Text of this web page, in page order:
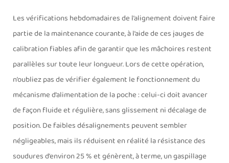
Les vérifications hebdomadaires de l’alignement doivent faire
partie de la maintenance courante, à l’aide de ces jauges de
calibration fiables afin de garantir que les mâchoires restent
parallèles sur toute leur longueur. Lors de cette opération,
n’oubliez pas de vérifier également le fonctionnement du
mécanisme d’alimentation de la poche : celui-ci doit avancer
de façon fluide et régulière, sans glissement ni décalage de
position. De faibles désalignements peuvent sembler
négligeables, mais ils réduisent en réalité la résistance des
soudures d’environ 25 % et génèrent, à terme, un gaspillage